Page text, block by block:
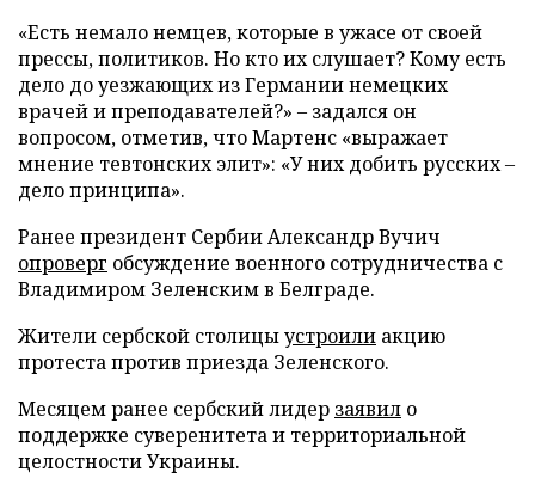
«Есть немало немцев, которые в ужасе от своей
прессы, политиков. Но кто их слушает? Кому есть
дело до уезжающих из Германии немецких
врачей и преподавателей?» – задался он
вопросом, отметив, что Мартенс «выражает
мнение тевтонских элит»: «У них добить русских –
дело принципа».
Ранее президент Сербии Александр Вучич
опроверг обсуждение военного сотрудничества с
Владимиром Зеленским в Белграде.
Жители сербской столицыустроили акцию
протеста против приезда Зеленского.
Месяцем ранее сербский лидер заявил о
поддержке суверенитета и территориальной
целостности Украины.